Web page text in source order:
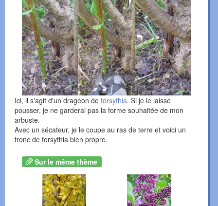
Ici, il s'agit d'un drageon de forsythia. Si je le laisse
pousser, je ne garderai pas la forme souhaitée de mon
arbuste.
Avec un sécateur, je le coupe au ras de terre et voici un
tronc de forsythia bien propre.
Sur le même thème